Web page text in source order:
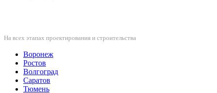
На всех этапах проектирования и строительства
Воронеж
Ростов
Волгоград
Саратов
Тюмень